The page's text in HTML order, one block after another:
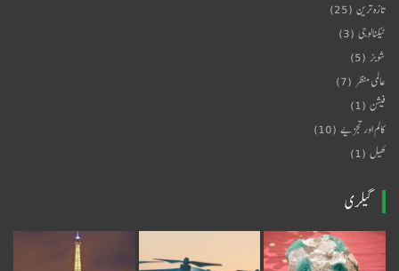
تازہ ترین (25)
ٹیکنالوجی (3)
شوبز (5)
عالمی منظر (7)
فیشن (1)
کالم اور تجزیے (10)
کھیل (1)
گیلری